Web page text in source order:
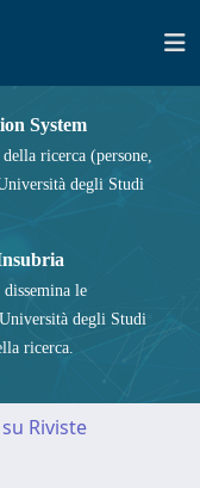
System
ricerca (persone,
degli Studi
le
degli Studi
ricerca.
Riviste